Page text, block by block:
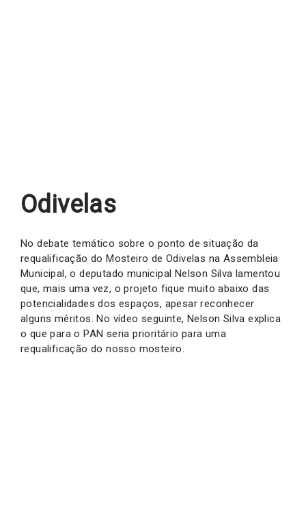
Odivelas
No debate temático sobre o ponto de situação da
requalificação do Mosteiro de Odivelas na Assembleia
Municipal, o deputado municipal Nelson Silva lamentou
que, mais uma vez, o projeto fique muito abaixo das
potencialidades dos espaços, apesar reconhecer
alguns méritos. No vídeo seguinte, Nelson Silva explica
o que para o PAN seria prioritário para uma
requalificação do nosso mosteiro.